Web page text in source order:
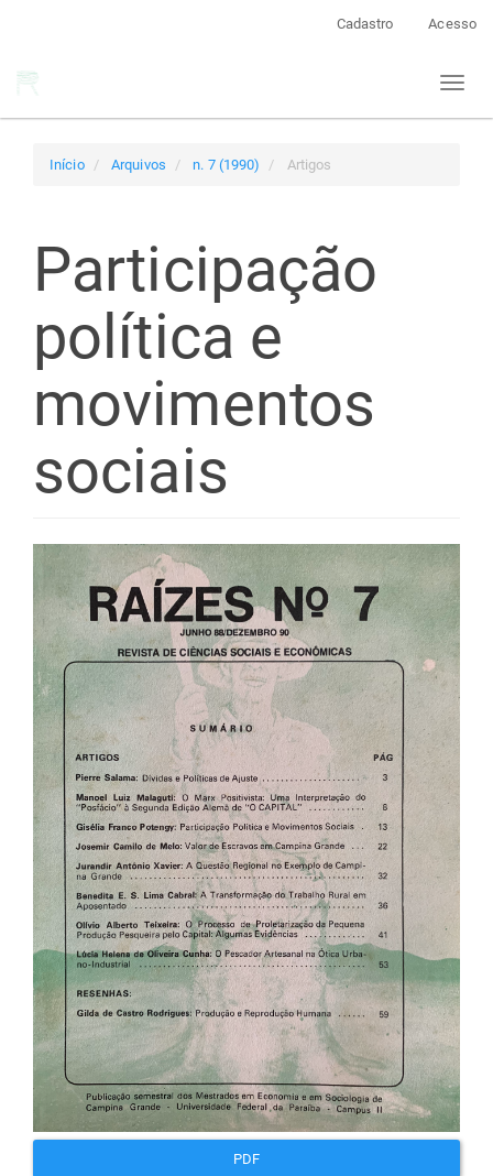
Cadastro Acesso
Toggle
Início Arquivos n. 7 (1990) Artigos
Participação
política e
movimentos
sociais
Barra
lateral
de
artigos
PDF